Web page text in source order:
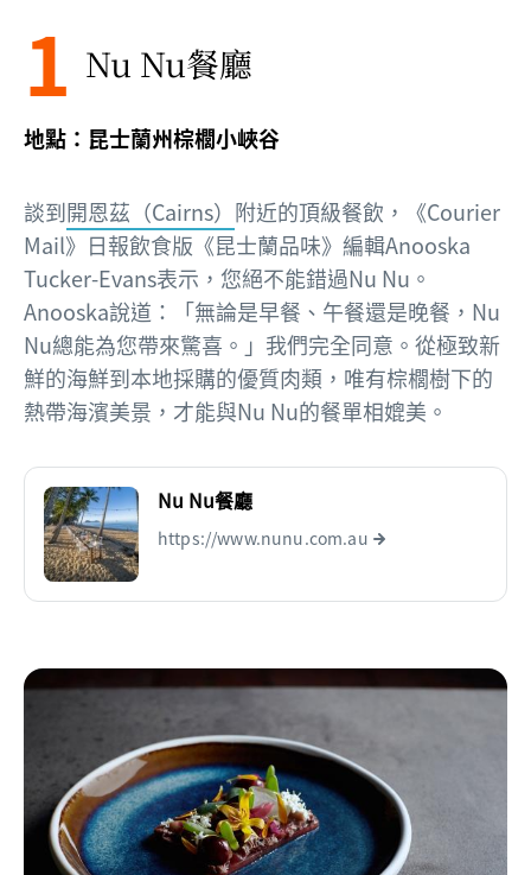
1 Nu Nu餐廳
地點：昆士蘭州棕櫚小峽谷
談到開恩茲（Cairns） 附近的頂級餐飲，《Courier
Mail》日報飲食版《昆士蘭品味》編輯Anooska
Tucker-Evans表示，您絕不能錯過Nu Nu。
Anooska說道：「無論是早餐、午餐還是晚餐，Nu
Nu總能為您帶來驚喜。」我們完全同意。從極致新
鮮的海鮮到本地採購的優質肉類，唯有棕櫚樹下的
熱帶海濱美景，才能與Nu Nu的餐單相媲美。
Nu Nu餐廳
https://www.nunu.com.au